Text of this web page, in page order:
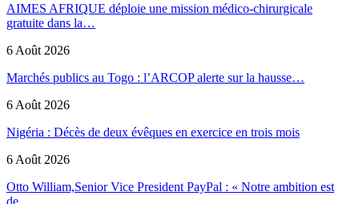
AIMES AFRIQUE déploie une mission médico-chirurgicale
gratuite dans la…
6 Août 2026
Marchés publics au Togo : l’ARCOP alerte sur la hausse…
6 Août 2026
Nigéria : Décès de deux évêques en exercice en trois mois
6 Août 2026
Otto William,Senior Vice President PayPal : « Notre ambition est
de…